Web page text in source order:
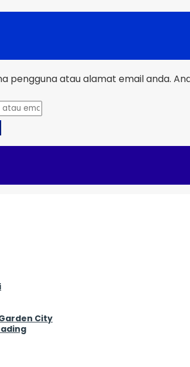
pengguna atau alamat email anda.
City